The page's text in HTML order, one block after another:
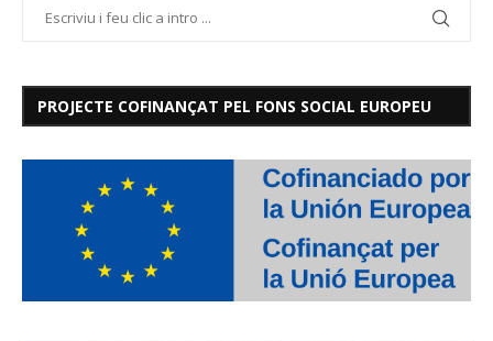
PROJECTE COFINANÇAT PEL FONS SOCIAL EUROPEU